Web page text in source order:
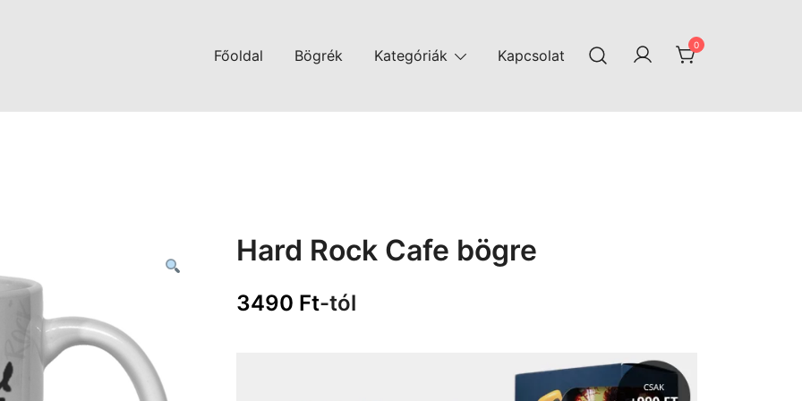
Főoldal Bögrék Kategóriák Kapcsolat
0
Hard Rock Cafe bögre
3490 Ft-tól